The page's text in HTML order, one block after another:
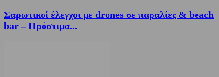
Σαρωτικοί έλεγχοι με drones σε παραλίες & beach
bar – Πρόστιμα...